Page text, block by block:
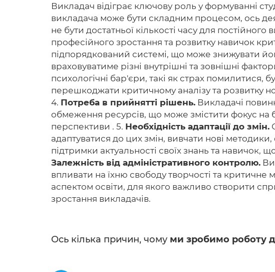
Викладач відіграє ключову роль у формуванні
викладача може бути складним процесом, ось
не бути достатньої кількості часу для
професійного зростання та розвитку навичок
підпорядкований системі, що може знижувати
враховуватиме різні внутрішні та зовнішні
психологічні бар'єри, такі як страх
перешкоджати критичному аналізу та розвитку
4. Потреба в прийнятті рішень. Викладачі
обмеження ресурсів, що може змістити фокус на
перспективи . 5. Необхідність адаптації до змін.
адаптуватися до цих змін, вивчати нові
підтримки актуальності своїх знань та навичок,
Залежність від адміністративного контролю.
впливати на їхню свободу творчості та
аспектом освіти, для якого важливо створити
зростання викладачів.
Ось кілька причин, чому ми зробимо роботу